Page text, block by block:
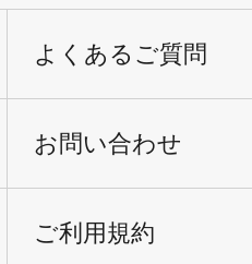
よくあるご質問
お問い合わせ
ご利用規約